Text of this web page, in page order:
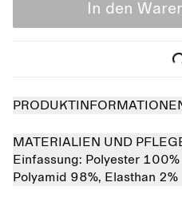
In den
MATERIALIEN UND
Einfassung: Polyester 100%
Polyamid 98%, Elasthan 2%